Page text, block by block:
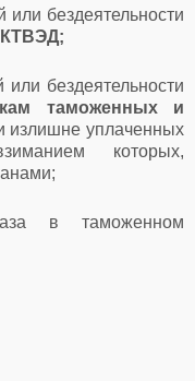
бездеятельности
бездеятельности
таможенных и
излишне уплаченных
которых,
в таможенном